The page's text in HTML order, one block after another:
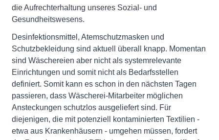
die Aufrechterhaltung unseres Sozial- und
Gesundheitswesens.
Desinfektionsmittel, Atemschutzmasken und
Schutzbekleidung sind aktuell überall knapp. Momentan
sind Wäschereien aber nicht als systemrelevante
Einrichtungen und somit nicht als Bedarfsstellen
definiert. Somit kann es schon in den nächsten Tagen
passieren, dass Wäscherei-Mitarbeiter möglichen
Ansteckungen schutzlos ausgeliefert sind. Für
diejenigen, die mit potenziell kontaminierten Textilien -
etwa aus Krankenhäusern - umgehen müssen, fordert